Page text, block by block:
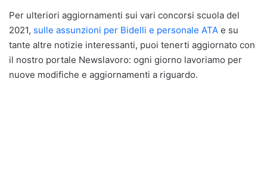
Per ulteriori aggiornamenti sui vari concorsi scuola del
2021, sulle assunzioni per Bidelli e personale ATA e su
tante altre notizie interessanti, puoi tenerti aggiornato con
il nostro portale Newslavoro: ogni giorno lavoriamo per
nuove modifiche e aggiornamenti a riguardo.